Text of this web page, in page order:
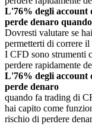
L'76% degli account
perde denaro
Dovresti valutare se
permetterti di correre
I CFD sono strumenti
perdere rapidamente
L'76% degli account
perde denaro
quando fa trading di
hai capito come
rischio di perdere